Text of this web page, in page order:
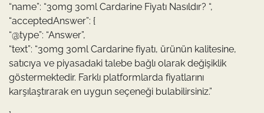
“name”: “30mg 30ml Cardarine Fiyatı Nasıldır? “,
“acceptedAnswer”: {
“@type”: “Answer”,
“text”: “30mg 30ml Cardarine fiyatı, ürünün kalitesine,
satıcıya ve piyasadaki talebe bağlı olarak değişiklik
göstermektedir. Farklı platformlarda fiyatlarını
karşılaştırarak en uygun seçeneği bulabilirsiniz.”